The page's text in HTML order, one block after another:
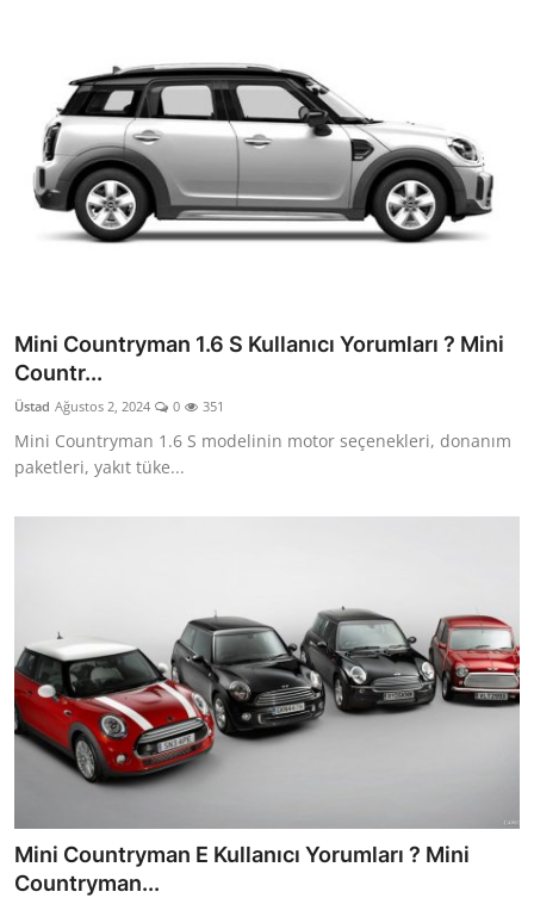
Mini Countryman 1.6 S Kullanıcı Yorumları ? Mini
Countr...
Üstad Ağustos 2, 2024 0 351
Mini Countryman 1.6 S modelinin motor seçenekleri, donanım
paketleri, yakıt tüke...
Mini Countryman E Kullanıcı Yorumları ? Mini
Countryman...